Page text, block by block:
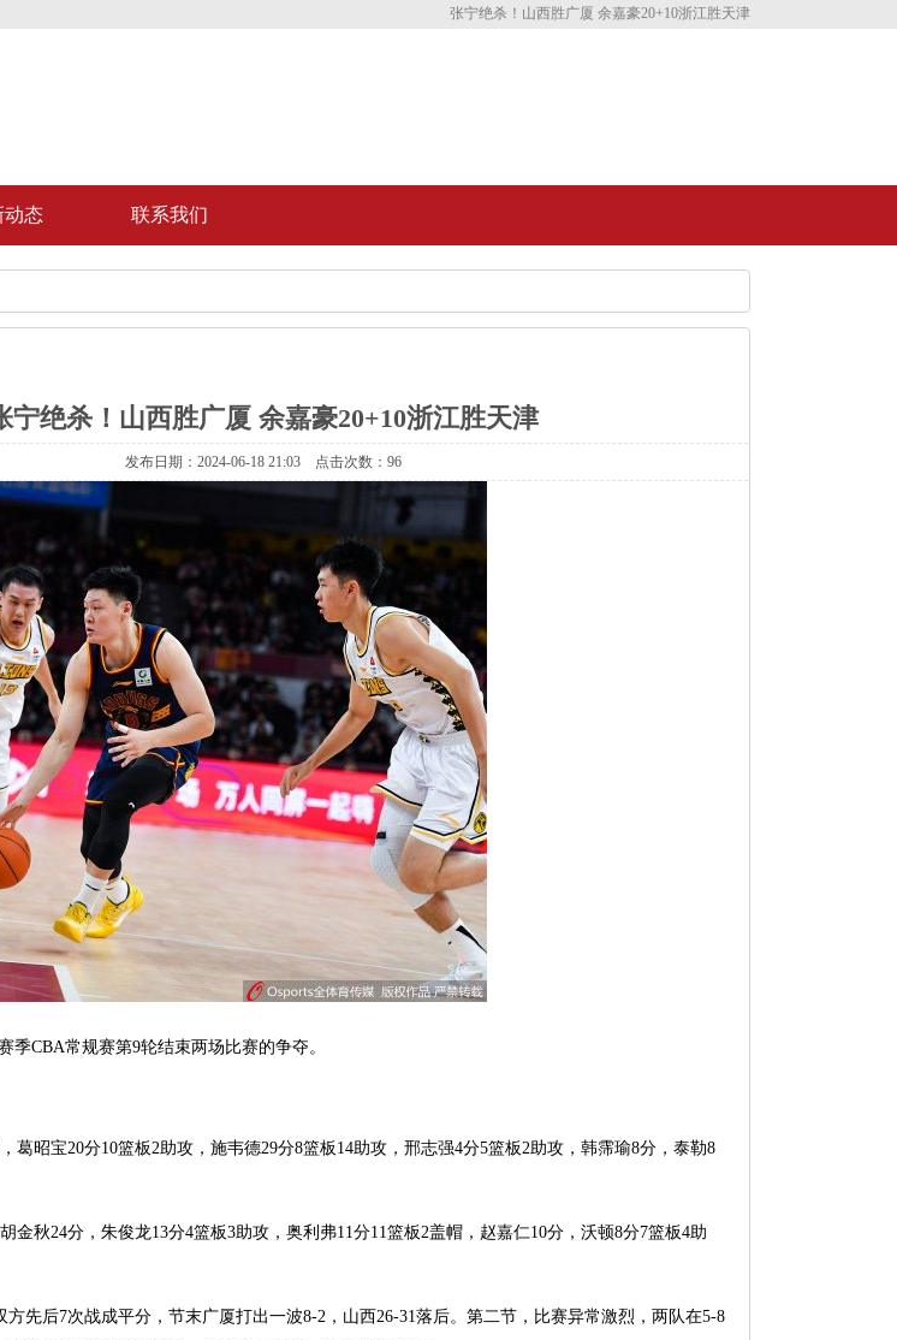
张宁绝杀！山西胜广厦 余嘉豪20+10浙江胜天津
动态 联系我们
宁绝杀！山西胜广厦 余嘉豪20+10浙江胜天津
发布日期：2024-06-18 21:03 点击次数：96
CBA常规赛第9轮结束两场比赛的争夺。
昭宝20分10篮板2助攻，施韦德29分8篮板14助攻，邢志强4分5篮板2助攻，韩霈瑜8分，泰勒8
秋24分，朱俊龙13分4篮板3助攻，奥利弗11分11篮板2盖帽，赵嘉仁10分，沃顿8分7篮板4助
后7次战成平分，节末广厦打出一波8-2，山西26-31落后。第二节，比赛异常激烈，两队在5-8